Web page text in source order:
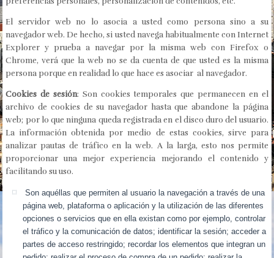
El servidor web no lo asocia a usted como persona sino a su
navegador web. De hecho, si usted navega habitualmente con Internet
Explorer y prueba a navegar por la misma web con Firefox o
Chrome, verá que la web no se da cuenta de que usted es la misma
persona porque en realidad lo que hace es asociar al navegador.
Cookies de sesión: Son cookies temporales que permanecen en el
archivo de cookies de su navegador hasta que abandone la página
web; por lo que ninguna queda registrada en el disco duro del usuario.
La información obtenida por medio de estas cookies, sirve para
analizar pautas de tráfico en la web. A la larga, esto nos permite
proporcionar una mejor experiencia mejorando el contenido y
facilitando su uso.
Son aquéllas que permiten al usuario la navegación a través de una
página web, plataforma o aplicación y la utilización de las diferentes
opciones o servicios que en ella existan como por ejemplo, controlar
el tráfico y la comunicación de datos; identificar la sesión; acceder a
partes de acceso restringido; recordar los elementos que integran un